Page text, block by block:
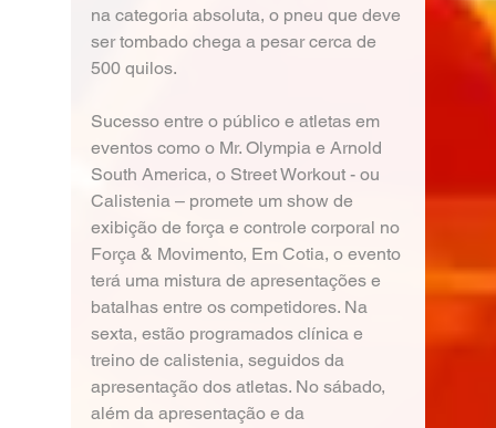
na categoria absoluta, o pneu que deve
ser tombado chega a pesar cerca de
500 quilos.
Sucesso entre o público e atletas em
eventos como o Mr. Olympia e Arnold
South America, o Street Workout - ou
Calistenia – promete um show de
exibição de força e controle corporal no
Força & Movimento, Em Cotia, o evento
terá uma mistura de apresentações e
batalhas entre os competidores. Na
sexta, estão programados clínica e
treino de calistenia, seguidos da
apresentação dos atletas. No sábado,
além da apresentação e da